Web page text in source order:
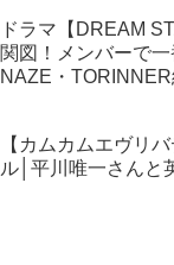
ドラマ【DREAM
関図！メンバーで一
NAZE・
【カムカムエヴリ
ル│平川唯一さんと